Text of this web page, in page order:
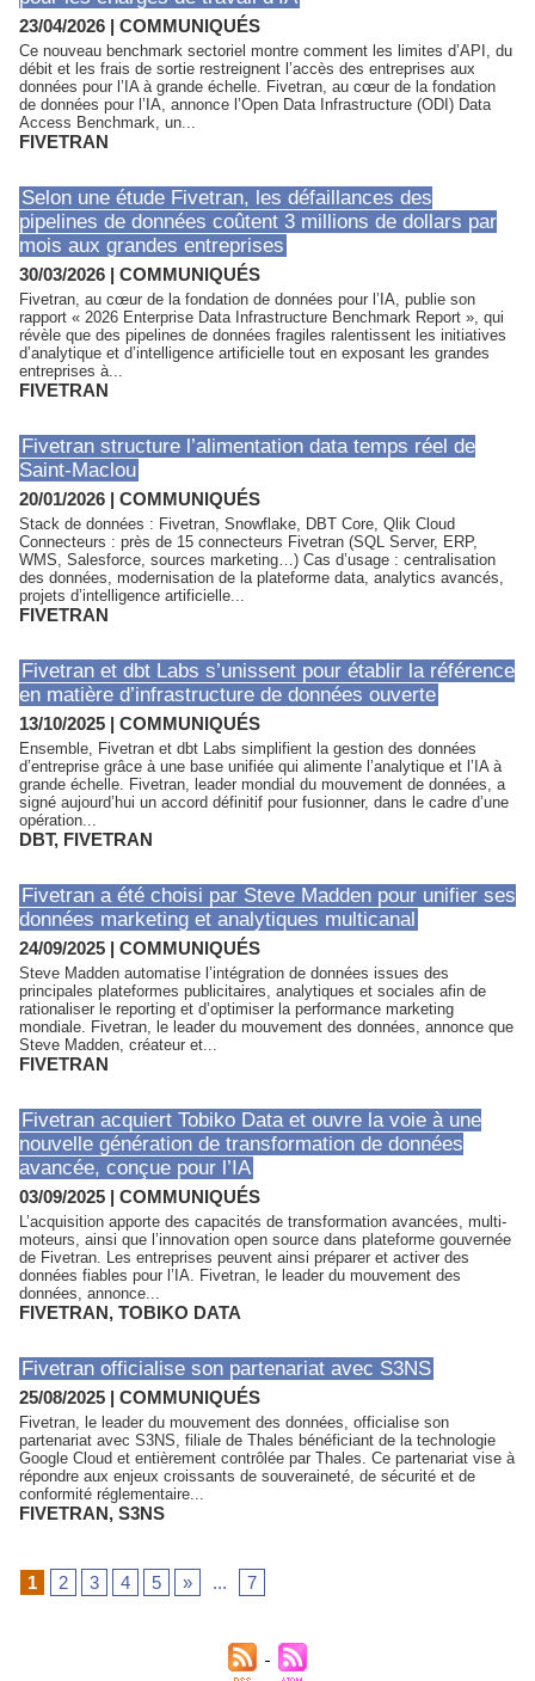
23/04/2026 | COMMUNIQUÉS
Ce nouveau benchmark sectoriel montre comment les limites d’API, du
débit et les frais de sortie restreignent l’accès des entreprises aux
données pour l’IA à grande échelle. Fivetran, au cœur de la fondation
de données pour l’IA, annonce l’Open Data Infrastructure (ODI) Data
Access Benchmark, un...
FIVETRAN
Selon une étude Fivetran, les défaillances des
pipelines de données coûtent 3 millions de dollars par
mois aux grandes entreprises
30/03/2026 | COMMUNIQUÉS
Fivetran, au cœur de la fondation de données pour l’IA, publie son
rapport « 2026 Enterprise Data Infrastructure Benchmark Report », qui
révèle que des pipelines de données fragiles ralentissent les initiatives
d’analytique et d’intelligence artificielle tout en exposant les grandes
entreprises à...
FIVETRAN
Fivetran structure l’alimentation data temps réel de
Saint-Maclou
20/01/2026 | COMMUNIQUÉS
Stack de données : Fivetran, Snowflake, DBT Core, Qlik Cloud
Connecteurs : près de 15 connecteurs Fivetran (SQL Server, ERP,
WMS, Salesforce, sources marketing…) Cas d’usage : centralisation
des données, modernisation de la plateforme data, analytics avancés,
projets d’intelligence artificielle...
FIVETRAN
Fivetran et dbt Labs s’unissent pour établir la référence
en matière d’infrastructure de données ouverte
13/10/2025 | COMMUNIQUÉS
Ensemble, Fivetran et dbt Labs simplifient la gestion des données
d’entreprise grâce à une base unifiée qui alimente l’analytique et l’IA à
grande échelle. Fivetran, leader mondial du mouvement de données, a
signé aujourd’hui un accord définitif pour fusionner, dans le cadre d’une
opération...
DBT, FIVETRAN
Fivetran a été choisi par Steve Madden pour unifier ses
données marketing et analytiques multicanal
24/09/2025 | COMMUNIQUÉS
Steve Madden automatise l’intégration de données issues des
principales plateformes publicitaires, analytiques et sociales afin de
rationaliser le reporting et d’optimiser la performance marketing
mondiale. Fivetran, le leader du mouvement des données, annonce que
Steve Madden, créateur et...
FIVETRAN
Fivetran acquiert Tobiko Data et ouvre la voie à une
nouvelle génération de transformation de données
avancée, conçue pour l’IA
03/09/2025 | COMMUNIQUÉS
L’acquisition apporte des capacités de transformation avancées, multi-
moteurs, ainsi que l’innovation open source dans plateforme gouvernée
de Fivetran. Les entreprises peuvent ainsi préparer et activer des
données fiables pour l’IA. Fivetran, le leader du mouvement des
données, annonce...
FIVETRAN, TOBIKO DATA
Fivetran officialise son partenariat avec S3NS
25/08/2025 | COMMUNIQUÉS
Fivetran, le leader du mouvement des données, officialise son
partenariat avec S3NS, filiale de Thales bénéficiant de la technologie
Google Cloud et entièrement contrôlée par Thales. Ce partenariat vise à
répondre aux enjeux croissants de souveraineté, de sécurité et de
conformité réglementaire...
FIVETRAN, S3NS
1 2 3 4 5 » ... 7